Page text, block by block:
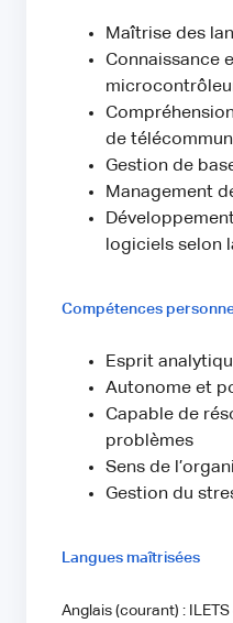
Maîtrise des
Connaissance
de
Gestion de
Management
logiciels selon
Compétences
Esprit
Autonome et
Capable de
problèmes
Sens de
Gestion du
Langues maîtrisées
Anglais (courant) : ILETS